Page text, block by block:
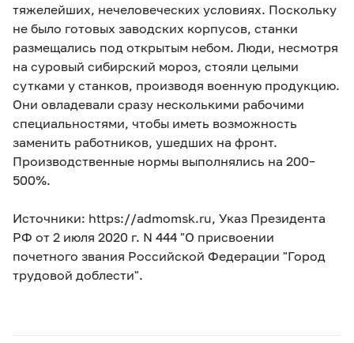
тяжелейших, нечеловеческих условиях. Поскольку
не было готовых заводских корпусов, станки
размещались под открытым небом. Люди, несмотря
на суровый сибирский мороз, стояли целыми
сутками у станков, производя военную продукцию.
Они овладевали сразу несколькими рабочими
специальностями, чтобы иметь возможность
заменить работников, ушедших на фронт.
Производственные нормы выполнялись на 200–
500%.
Источники: https://admomsk.ru, Указ Президента
РФ от 2 июля 2020 г. N 444 "О присвоении
почетного звания Российской Федерации "Город
трудовой доблести".